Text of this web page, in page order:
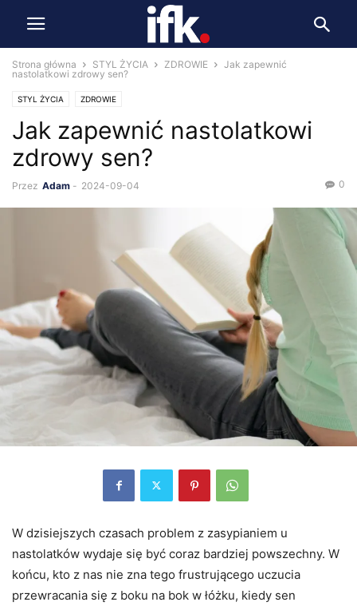
Strona główna STYL ŻYCIA ZDROWIE
Jak zapewnić
nastolatkowi zdrowy sen?
STYL ŻYCIA ZDROWIE
Jak zapewnić nastolatkowi
zdrowy sen?
Przez Adam - 2024-09-04 0
W dzisiejszych czasach problem z zasypianiem u
nastolatków wydaje się być coraz bardziej powszechny. W
końcu, kto z nas nie zna tego frustrującego uczucia
przewracania się z boku na bok w łóżku, kiedy sen